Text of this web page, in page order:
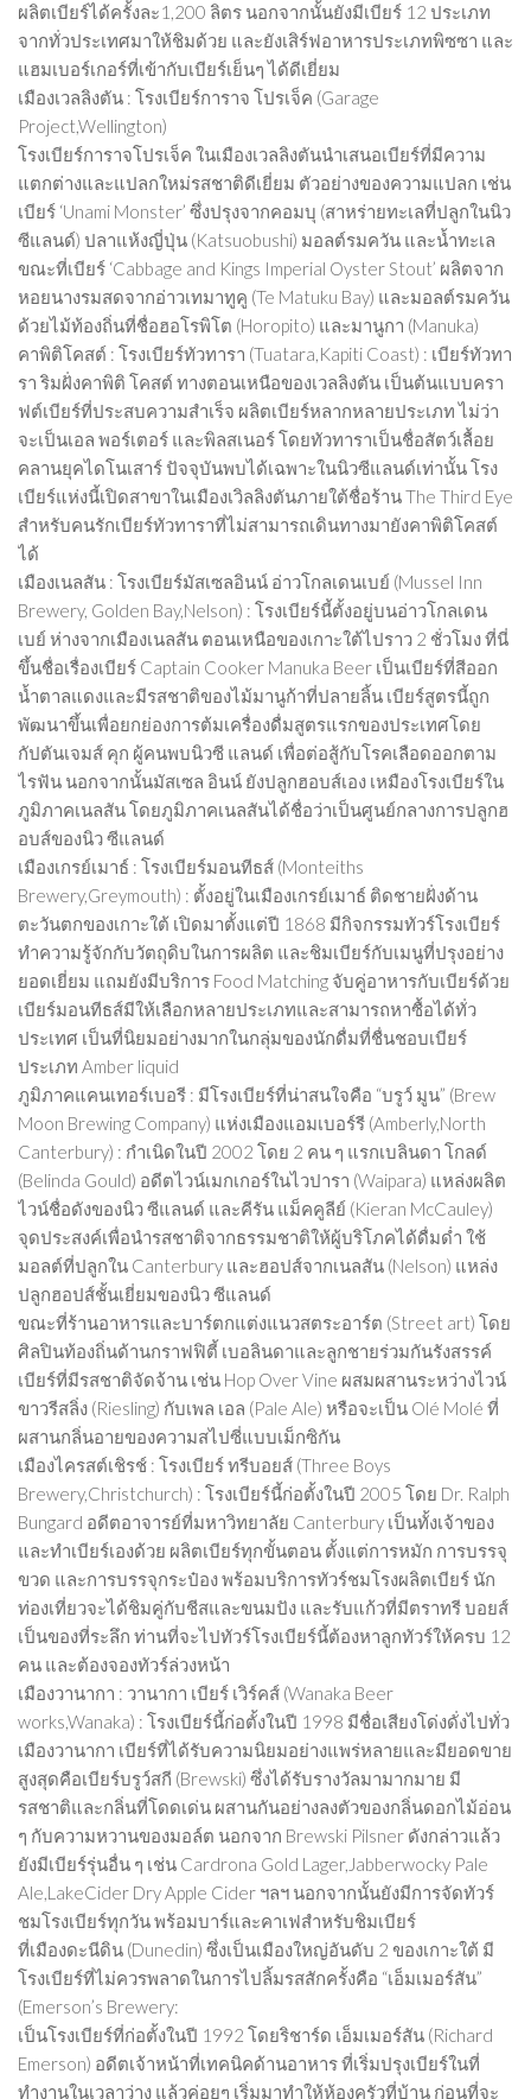
ผลิตเบียร์ได้ครั้งละ1,200 ลิตร นอกจากนั้นยังมีเบียร์ 12 ประเภท
จากทั่วประเทศมาให้ชิมด้วย และยังเสิร์ฟอาหารประเภทพิซซา และ
แฮมเบอร์เกอร์ที่เข้ากับเบียร์เย็นๆ ได้ดีเยี่ยม
เมืองเวลลิงตัน : โรงเบียร์การาจ โปรเจ็ค (Garage
Project,Wellington)
โรงเบียร์การาจโปรเจ็ค ในเมืองเวลลิงตันนำเสนอเบียร์ที่มีความ
แตกต่างและแปลกใหม่รสชาติดีเยี่ยม ตัวอย่างของความแปลก เช่น
เบียร์ ‘Unami Monster’ ซึ่งปรุงจากคอมบุ (สาหร่ายทะเลที่ปลูกในนิว
ซีแลนด์) ปลาแห้งญี่ปุ่น (Katsuobushi) มอลต์รมควัน และน้ำทะเล
ขณะที่เบียร์ ‘Cabbage and Kings Imperial Oyster Stout’ ผลิตจาก
หอยนางรมสดจากอ่าวเทมาทูคู (Te Matuku Bay) และมอลต์รมควัน
ด้วยไม้ท้องถิ่นที่ชื่อฮอโรพิโต (Horopito) และมานูกา (Manuka)
คาพิติโคสต์ : โรงเบียร์ทัวทารา (Tuatara,Kapiti Coast) : เบียร์ทัวทา
รา ริมฝั่งคาพิติ โคสต์ ทางตอนเหนือของเวลลิงตัน เป็นต้นแบบครา
ฟต์เบียร์ที่ประสบความสำเร็จ ผลิตเบียร์หลากหลายประเภท ไม่ว่า
จะเป็นเอล พอร์เตอร์ และพิลสเนอร์ โดยทัวทาราเป็นชื่อสัตว์เลื้อย
คลานยุคไดโนเสาร์ ปัจจุบันพบได้เฉพาะในนิวซีแลนด์เท่านั้น โรง
เบียร์แห่งนี้เปิดสาขาในเมืองเวิลลิงตันภายใต้ชื่อร้าน The Third Eye
สำหรับคนรักเบียร์ทัวทาราที่ไม่สามารถเดินทางมายังคาพิติโคสต์
ได้
เมืองเนลสัน : โรงเบียร์มัสเซลอินน์ อ่าวโกลเดนเบย์ (Mussel Inn
Brewery, Golden Bay,Nelson) : โรงเบียร์นี้ตั้งอยู่บนอ่าวโกลเดน
เบย์ ห่างจากเมืองเนลสัน ตอนเหนือของเกาะใต้ไปราว 2 ชั่วโมง ที่นี่
ขึ้นชื่อเรื่องเบียร์ Captain Cooker Manuka Beer เป็นเบียร์ที่สีออก
น้ำตาลแดงและมีรสชาติของไม้มานูก้าที่ปลายลิ้น เบียร์สูตรนี้ถูก
พัฒนาขึ้นเพื่อยกย่องการต้มเครื่องดื่มสูตรแรกของประเทศโดย
กัปตันเจมส์ คุก ผู้คนพบนิวซี แลนด์ เพื่อต่อสู้กับโรคเลือดออกตาม
ไรฟัน นอกจากนั้นมัสเซล อินน์ ยังปลูกฮอบส์เอง เหมืองโรงเบียร์ใน
ภูมิภาคเนลสัน โดยภูมิภาคเนลสันได้ชื่อว่าเป็นศูนย์กลางการปลูกฮ
อบส์ของนิว ซีแลนด์
เมืองเกรย์เมาธ์ : โรงเบียร์มอนทีธส์ (Monteiths
Brewery,Greymouth) : ตั้งอยู่ในเมืองเกรย์เมาธ์ ติดชายฝั่งด้าน
ตะวันตกของเกาะใต้ เปิดมาตั้งแต่ปี 1868 มีกิจกรรมทัวร์โรงเบียร์
ทำความรู้จักกับวัตถุดิบในการผลิต และชิมเบียร์กับเมนูที่ปรุงอย่าง
ยอดเยี่ยม แถมยังมีบริการ Food Matching จับคู่อาหารกับเบียร์ด้วย
เบียร์มอนทีธส์มีให้เลือกหลายประเภทและสามารถหาซื้อได้ทั่ว
ประเทศ เป็นที่นิยมอย่างมากในกลุ่มของนักดื่มที่ชื่นชอบเบียร์
ประเภท Amber liquid
ภูมิภาคแคนเทอร์เบอรี : มีโรงเบียร์ที่น่าสนใจคือ “บรูว์ มูน” (Brew
Moon Brewing Company) แห่งเมืองแอมเบอร์รี (Amberly,North
Canterbury) : กำเนิดในปี 2002 โดย 2 คน ๆ แรกเบลินดา โกลด์
(Belinda Gould) อดีตไวน์เมกเกอร์ในไวปารา (Waipara) แหล่งผลิต
ไวน์ชื่อดังของนิว ซีแลนด์ และคีรัน แม็คคูลีย์ (Kieran McCauley)
จุดประสงค์เพื่อนำรสชาติจากธรรมชาติให้ผู้บริโภคได้ดื่มด่ำ ใช้
มอลต์ที่ปลูกใน Canterbury และฮอปส์จากเนลสัน (Nelson) แหล่ง
ปลูกฮอปส์ชั้นเยี่ยมของนิว ซีแลนด์
ขณะที่ร้านอาหารและบาร์ตกแต่งแนวสตระอาร์ต (Street art) โดย
ศิลปินท้องถิ่นด้านกราฟฟิตี้ เบอลินดาและลูกชายร่วมกันรังสรรค์
เบียร์ที่มีรสชาติจัดจ้าน เช่น Hop Over Vine ผสมผสานระหว่างไวน์
ขาวรีสลิ่ง (Riesling) กับเพล เอล (Pale Ale) หรือจะเป็น Olé Molé ที่
ผสานกลิ่นอายของความสไปซี่แบบเม็กซิกัน
เมืองไครสต์เชิรช์ : โรงเบียร์ ทรีบอยส์ (Three Boys
Brewery,Christchurch) : โรงเบียร์นี้ก่อตั้งในปี 2005 โดย Dr. Ralph
Bungard อดีตอาจารย์ที่มหาวิทยาลัย Canterbury เป็นทั้งเจ้าของ
และทำเบียร์เองด้วย ผลิตเบียร์ทุกขั้นตอน ตั้งแต่การหมัก การบรรจุ
ขวด และการบรรจุกระป๋อง พร้อมบริการทัวร์ชมโรงผลิตเบียร์ นัก
ท่องเที่ยวจะได้ชิมคู่กับชีสและขนมปัง และรับแก้วที่มีตราทรี บอยส์
เป็นของที่ระลึก ท่านที่จะไปทัวร์โรงเบียร์นี้ต้องหาลูกทัวร์ให้ครบ 12
คน และต้องจองทัวร์ล่วงหน้า
เมืองวานากา : วานากา เบียร์ เวิร์คส์ (Wanaka Beer
works,Wanaka) : โรงเบียร์นี้ก่อตั้งในปี 1998 มีชื่อเสียงโด่งดั่งไปทั่ว
เมืองวานากา เบียร์ที่ได้รับความนิยมอย่างแพร่หลายและมียอดขาย
สูงสุดคือเบียร์บรูว์สกี (Brewski) ซึ่งได้รับรางวัลมามากมาย มี
รสชาติและกลิ่นที่โดดเด่น ผสานกันอย่างลงตัวของกลิ่นดอกไม้อ่อน
ๆ กับความหวานของมอล์ต นอกจาก Brewski Pilsner ดังกล่าวแล้ว
ยังมีเบียร์รุ่นอื่น ๆ เช่น Cardrona Gold Lager,Jabberwocky Pale
Ale,LakeCider Dry Apple Cider ฯลฯ นอกจากนั้นยังมีการจัดทัวร์
ชมโรงเบียร์ทุกวัน พร้อมบาร์และคาเฟสำหรับชิมเบียร์
ที่เมืองดะนีดิน (Dunedin) ซึ่งเป็นเมืองใหญ่อันดับ 2 ของเกาะใต้ มี
โรงเบียร์ที่ไม่ควรพลาดในการไปลิ้มรสสักครั้งคือ “เอ็มเมอร์สัน”
(Emerson’s Brewery:
เป็นโรงเบียร์ที่ก่อตั้งในปี 1992 โดยริชาร์ด เอ็มเมอร์สัน (Richard
Emerson) อดีตเจ้าหน้าที่เทคนิคด้านอาหาร ที่เริ่มปรุงเบียร์ในที่
ทำงานในเวลาว่าง แล้วค่อยๆ เริ่มมาทำให้ห้องครัวที่บ้าน ก่อนที่จะ